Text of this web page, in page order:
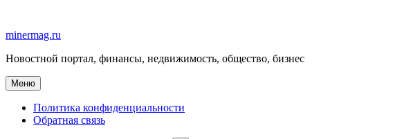
содержимому
minermag.ru
Новостной портал, финансы, недвижимость, общество, бизнес
Меню
Политика конфиденциальности
Обратная связь